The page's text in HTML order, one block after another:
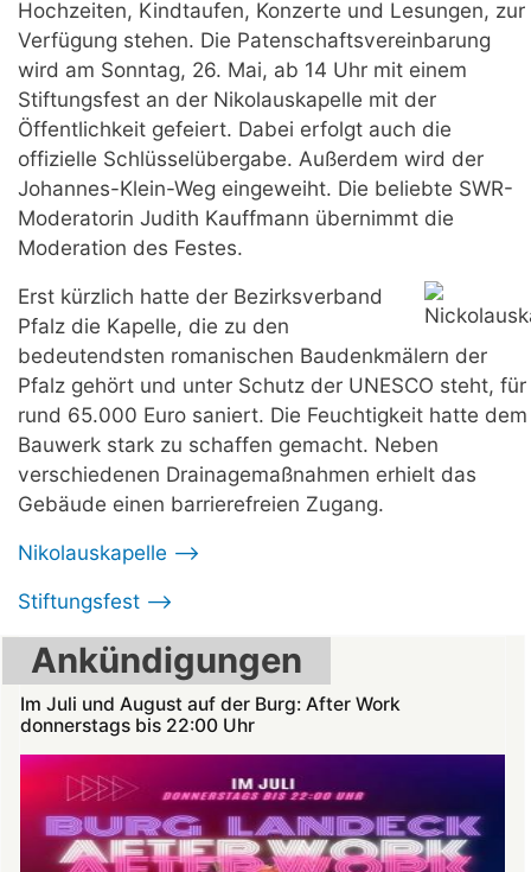
Hochzeiten, Kindtaufen, Konzerte und Lesungen, zur
Verfügung stehen. Die Patenschaftsvereinbarung
wird am Sonntag, 26. Mai, ab 14 Uhr mit einem
Stiftungsfest an der Nikolauskapelle mit der
Öffentlichkeit gefeiert. Dabei erfolgt auch die
offizielle Schlüsselübergabe. Außerdem wird der
Johannes-Klein-Weg eingeweiht. Die beliebte SWR-
Moderatorin Judith Kauffmann übernimmt die
Moderation des Festes.
Erst kürzlich hatte der Bezirksverband
Pfalz die Kapelle, die zu den
bedeutendsten romanischen Baudenkmälern der
Pfalz gehört und unter Schutz der UNESCO steht, für
rund 65.000 Euro saniert. Die Feuchtigkeit hatte dem
Bauwerk stark zu schaffen gemacht. Neben
verschiedenen Drainagemaßnahmen erhielt das
Gebäude einen barrierefreien Zugang.
Nikolauskapelle -->
Stiftungsfest -->
Ankündigungen
Im Juli und August auf der Burg: After Work
donnerstags bis 22:00 Uhr